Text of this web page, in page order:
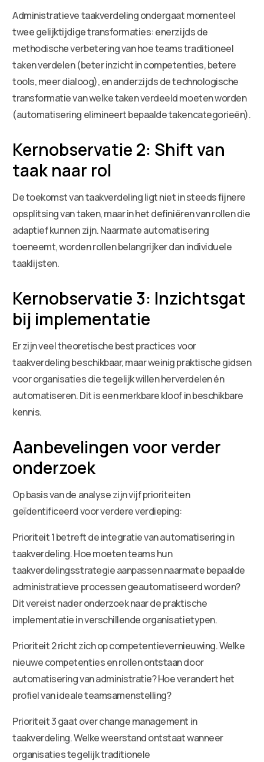
Administratieve taakverdeling ondergaat momenteel
twee gelijktijdige transformaties: enerzijds de
methodische verbetering van hoe teams traditioneel
taken verdelen (beter inzicht in competenties, betere
tools, meer dialoog), en anderzijds de technologische
transformatie van welke taken verdeeld moeten worden
(automatisering elimineert bepaalde takencategorieën).
Kernobservatie 2: Shift van
taak naar rol
De toekomst van taakverdeling ligt niet in steeds fijnere
opsplitsing van taken, maar in het definiëren van rollen die
adaptief kunnen zijn. Naarmate automatisering
toeneemt, worden rollen belangrijker dan individuele
taaklijsten.
Kernobservatie 3: Inzichtsgat
bij implementatie
Er zijn veel theoretische best practices voor
taakverdeling beschikbaar, maar weinig praktische gidsen
voor organisaties die tegelijk willen herverdelen én
automatiseren. Dit is een merkbare kloof in beschikbare
kennis.
Aanbevelingen voor verder
onderzoek
Op basis van de analyse zijn vijf prioriteiten
geïdentificeerd voor verdere verdieping:
Prioriteit 1 betreft de integratie van automatisering in
taakverdeling. Hoe moeten teams hun
taakverdelingsstrategie aanpassen naarmate bepaalde
administratieve processen geautomatiseerd worden?
Dit vereist nader onderzoek naar de praktische
implementatie in verschillende organisatietypen.
Prioriteit 2 richt zich op competentievernieuwing. Welke
nieuwe competenties en rollen ontstaan door
automatisering van administratie? Hoe verandert het
profiel van ideale teamsamenstelling?
Prioriteit 3 gaat over change management in
taakverdeling. Welke weerstand ontstaat wanneer
organisaties tegelijk traditionele